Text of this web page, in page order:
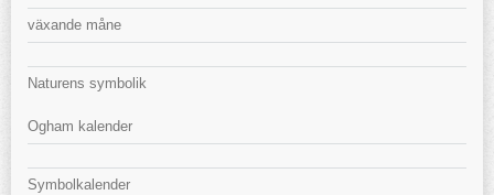
växande måne
Naturens symbolik
Ogham kalender
Symbolkalender